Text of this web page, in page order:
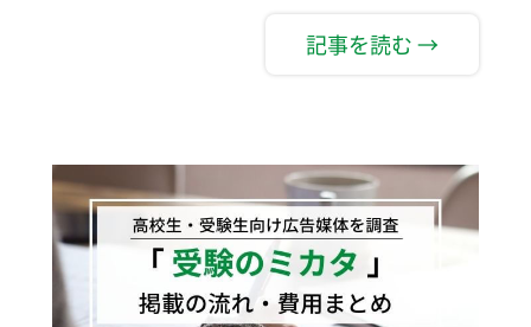
記事を読む →